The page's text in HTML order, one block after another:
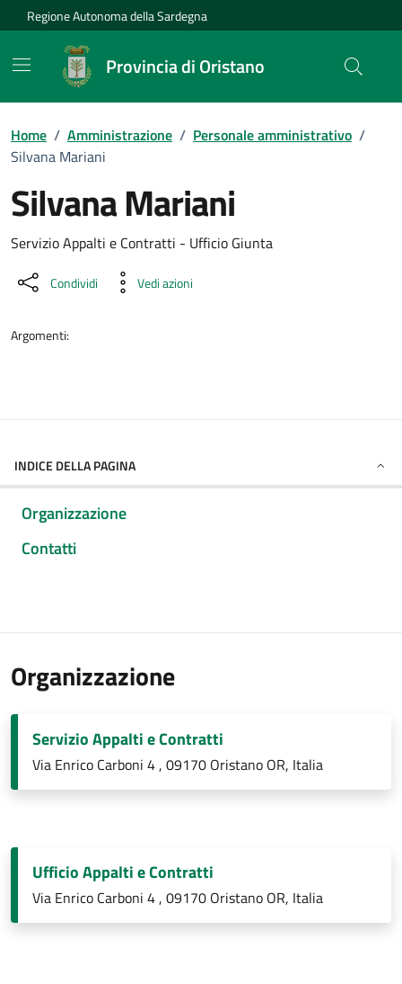
Vai ai contenuti
Vai al Footer
Regione Autonoma della Sardegna
Provincia di Oristano
Home / Amministrazione / Personale amministrativo /
Silvana Mariani
Silvana Mariani
Dettaglio della persona
Servizio Appalti e Contratti - Ufficio Giunta
Condividi Vedi azioni
Argomenti:
INDICE DELLA PAGINA
Organizzazione
Contatti
Organizzazione
Servizio Appalti e Contratti
Via Enrico Carboni 4 , 09170 Oristano OR, Italia
Ufficio Appalti e Contratti
Via Enrico Carboni 4 , 09170 Oristano OR, Italia